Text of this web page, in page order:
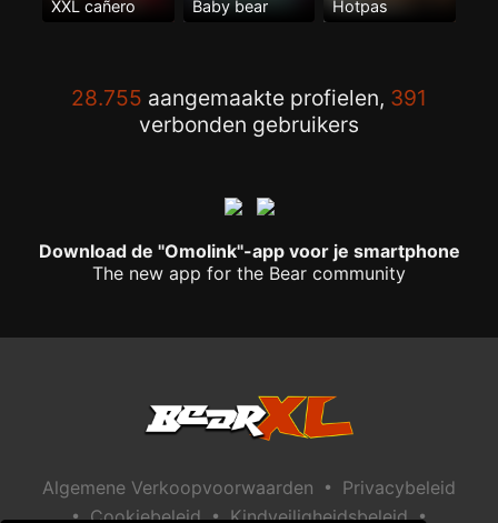
XXL cañero Baby bear Hotpas
28.755 aangemaakte profielen, 391
verbonden gebruikers
Download de "Omolink"-app voor je smartphone
The new app for the Bear community
Algemene Verkoopvoorwaarden • Privacybeleid
• Cookiebeleid • Kindveiligheidsbeleid •